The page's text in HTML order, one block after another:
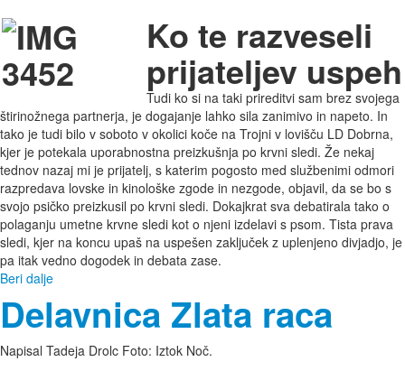
Ko te razveseli
prijateljev uspeh
Tudi ko si na taki prireditvi sam brez svojega
štirinožnega partnerja, je dogajanje lahko sila zanimivo in napeto. In
tako je tudi bilo v soboto v okolici koče na Trojni v lovišču LD Dobrna,
kjer je potekala uporabnostna preizkušnja po krvni sledi. Že nekaj
tednov nazaj mi je prijatelj, s katerim pogosto med službenimi odmori
razpredava lovske in kinološke zgode in nezgode, objavil, da se bo s
svojo psičko preizkusil po krvni sledi. Dokajkrat sva debatirala tako o
polaganju umetne krvne sledi kot o njeni izdelavi s psom. Tista prava
sledi, kjer na koncu upaš na uspešen zaključek z uplenjeno divjadjo, je
pa itak vedno dogodek in debata zase.
Beri dalje
Delavnica Zlata raca
Napisal Tadeja Drolc Foto: Iztok Noč.